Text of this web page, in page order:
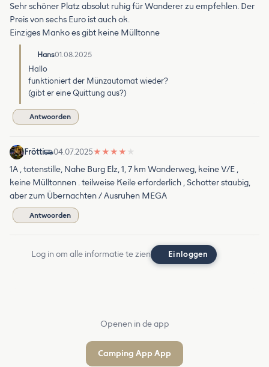
Sehr schöner Platz absolut ruhig für Wanderer zu empfehlen. Der
Preis von sechs Euro ist auch ok.
Einziges Manko es gibt keine Mülltonne
Hans01.08.2025
Hallo
funktioniert der Münzautomat wieder?
(gibt er eine Quittung aus?)
Antwoorden
Frötti 04.07.2025★ ★ ★ ★ ★
1A , totenstille, Nahe Burg Elz, 1, 7 km Wanderweg, keine V/E ,
keine Mülltonnen . teilweise Keile erforderlich , Schotter staubig,
aber zum Übernachten / Ausruhen MEGA
Antwoorden
Log in om alle informatie te zien Einloggen
Openen in de app
Camping App App